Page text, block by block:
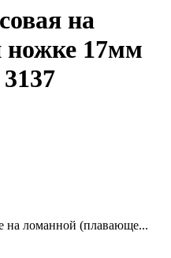
на
ножке 17мм
на ломанной (плавающе...